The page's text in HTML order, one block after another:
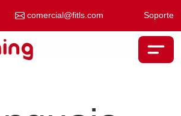
comercial@fitls.com Soporte